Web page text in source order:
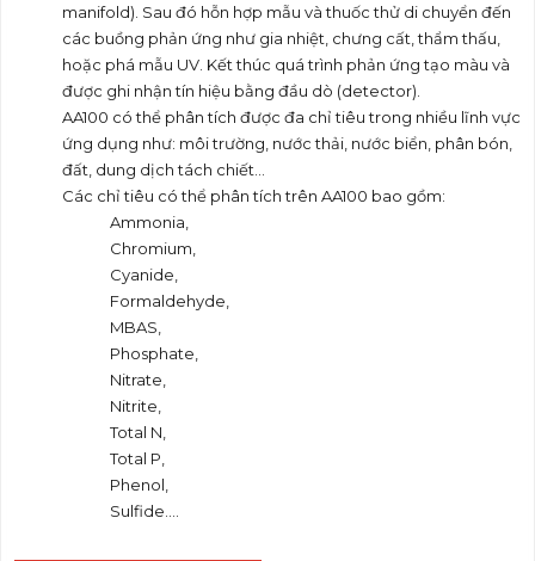
manifold). Sau đó hỗn hợp mẫu và thuốc thử di chuyển đến
các buồng phản ứng như gia nhiệt, chưng cất, thẩm thấu,
hoặc phá mẫu UV. Kết thúc quá trình phản ứng tạo màu và
được ghi nhận tín hiệu bằng đầu dò (detector).
AA100 có thể phân tích được đa chỉ tiêu trong nhiều lĩnh vực
ứng dụng như: môi trường, nước thải, nước biển, phân bón,
đất, dung dịch tách chiết…
Các chỉ tiêu có thể phân tích trên AA100 bao gồm:
Ammonia,
Chromium,
Cyanide,
Formaldehyde,
MBAS,
Phosphate,
Nitrate,
Nitrite,
Total N,
Total P,
Phenol,
Sulfide….